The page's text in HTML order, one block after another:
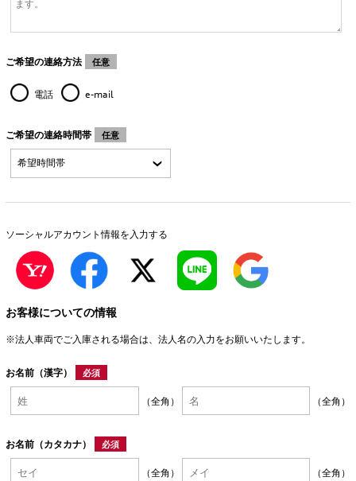
ご希望の連絡方法 任意
電話 e-mail
ご希望の連絡時間帯 任意
ソーシャルアカウント情報を入力する
お客様についての情報
※法人車両でご入庫される場合は、法人名の入力をお願いいたします。
お名前（漢字） 必須
（全角） （全角）
お名前（カタカナ） 必須
（全角） （全角）